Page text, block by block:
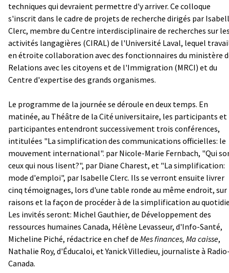
techniques qui devraient permettre d'y arriver. Ce colloque
s'inscrit dans le cadre de projets de recherche dirigés par
Clerc, membre du Centre interdisciplinaire de recherches sur
activités langagières (CIRAL) de l'Université Laval, lequel
en étroite collaboration avec des fonctionnaires du ministère
Relations avec les citoyens et de l'Immigration (MRCI) et du
Centre d'expertise des grands organismes.
Le programme de la journée se déroule en deux temps. En
matinée, au Théâtre de la Cité universitaire, les participants et
participantes entendront successivement trois conférences,
intitulées "La simplification des communications officielles: le
mouvement international". par Nicole-Marie Fernbach, "Qui
ceux qui nous lisent?", par Diane Charest, et "La simplification:
mode d'emploi", par Isabelle Clerc. Ils se verront ensuite livrer
cinq témoignages, lors d'une table ronde au même endroit, sur
raisons et la façon de procéder à de la simplification au
Les invités seront: Michel Gauthier, de Développement des
ressources humaines Canada, Hélène Levasseur, d'Info-Santé,
Micheline Piché, rédactrice en chef de Mes finances, Ma caisse,
Nathalie Roy, d'Éducaloi, et Yanick Villedieu, journaliste à
Canada.